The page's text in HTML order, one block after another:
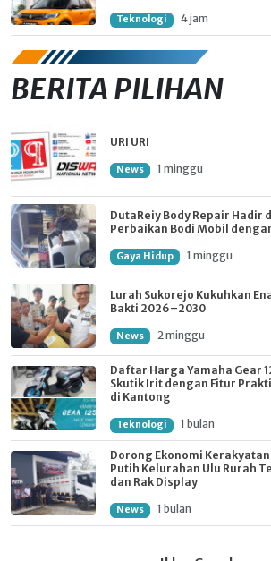
Teknologi 4 jam
BERITA PILIHAN
URI URI
News 1 minggu
DutaReiy Body Repair Hadir
Perbaikan Bodi Mobil
Gaya Hidup 1 minggu
Lurah Sukorejo Kukuhkan
Bakti 2026–2030
News 2 minggu
Daftar Harga Yamaha Gear
Skutik Irit dengan Fitur
di Kantong
Teknologi 1 bulan
Dorong Ekonomi
Putih Kelurahan Ulu Rurah
dan Rak Display
News 1 bulan